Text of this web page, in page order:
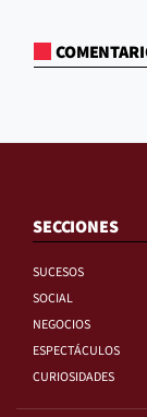
SECCIONES
SUCESOS
SOCIAL
NEGOCIOS
ESPECTÁCULOS
CURIOSIDADES